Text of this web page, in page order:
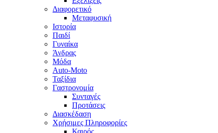
Διαφορετικό
Μεταφυσική
Ιστορία
Παιδί
Γυναίκα
Άνδρας
Μόδα
Auto-Moto
Ταξίδια
Γαστρονομία
Συνταγές
Προτάσεις
Διασκέδαση
Χρήσιμες Πληροφορίες
Καιρός